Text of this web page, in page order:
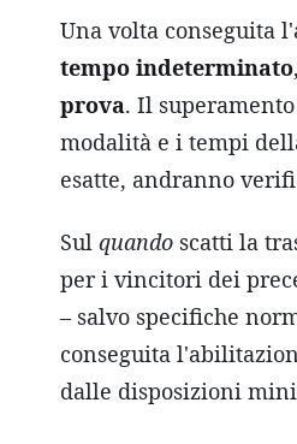
Una volta conseguita
tempo indeterminato
prova. Il
modalità e i tempi
esatte, andranno
Sul quando scatti la
per i vincitori dei
– salvo specifiche
conseguita
dalle disposizioni